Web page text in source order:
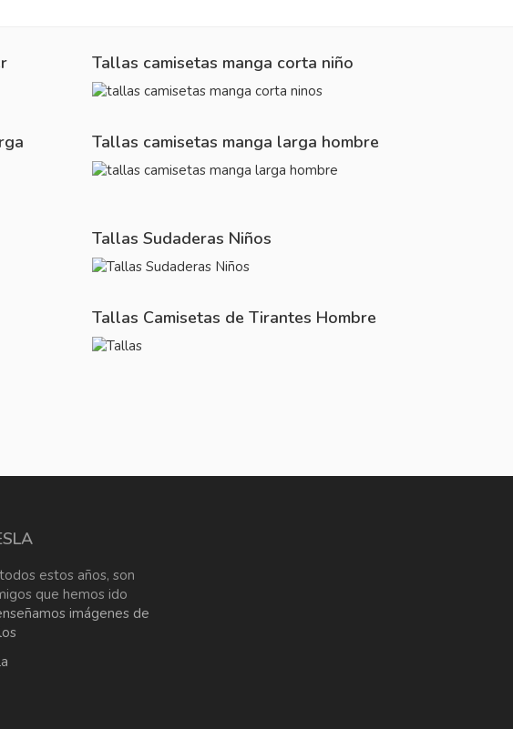
Tallas camisetas manga corta niño
Tallas camisetas manga larga hombre
Tallas Sudaderas Niños
Tallas Camisetas de Tirantes Hombre
estos años, son
que hemos ido
imágenes de